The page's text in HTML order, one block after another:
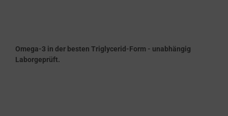
Omega-3 in der besten Triglycerid-Form - unabhängig
Laborgeprüft.